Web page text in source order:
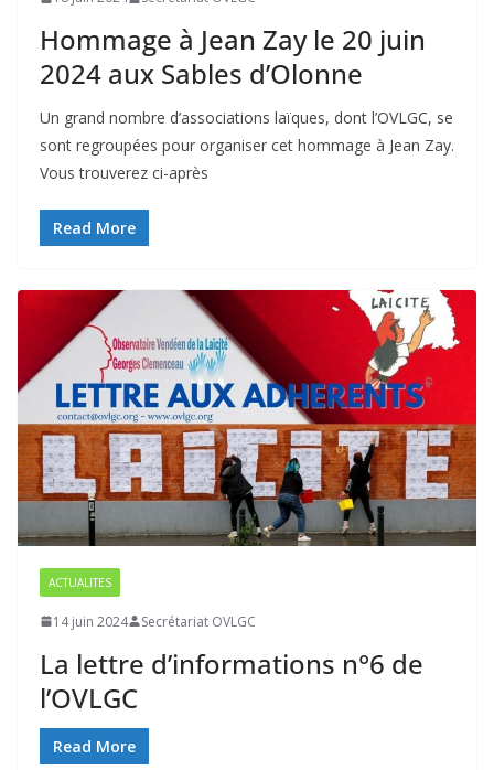
Hommage à Jean Zay le 20 juin
2024 aux Sables d’Olonne
Un grand nombre d’associations laïques, dont l’OVLGC, se
sont regroupées pour organiser cet hommage à Jean Zay.
Vous trouverez ci-après
Read More
ACTUALITES
14 juin 2024 Secrétariat OVLGC
La lettre d’informations n°6 de
l’OVLGC
Read More